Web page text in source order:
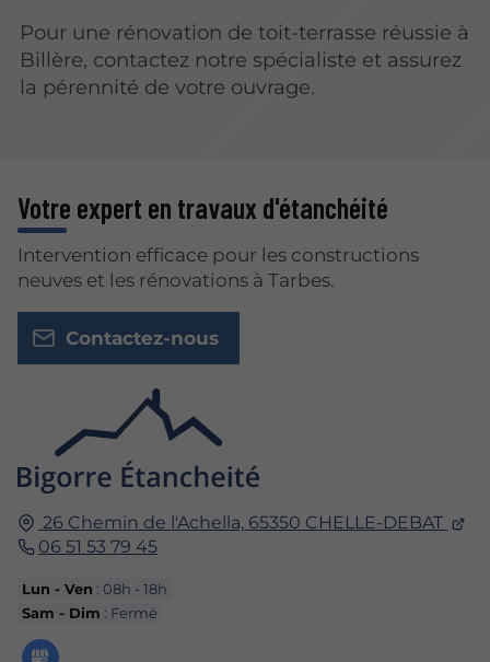
Pour une rénovation de toit-terrasse réussie à
Billère, contactez notre spécialiste et assurez
la pérennité de votre ouvrage.
26 Chemin de l'Achella, 65350 CHELLE-DEBAT
06 51 53 79 45
Lun - Ven : 08h - 18h
Sam - Dim : Fermé
Votre expert en travaux d'étanchéité
Intervention efficace pour les constructions
neuves et les rénovations à Tarbes.
Contactez-nous